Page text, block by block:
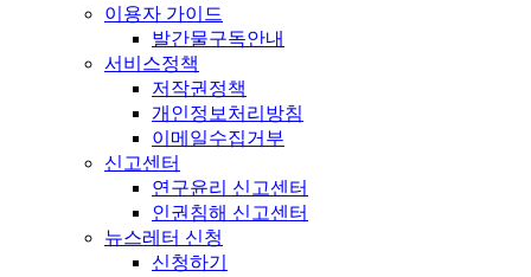
이용자 가이드
발간물구독안내
서비스정책
저작권정책
개인정보처리방침
이메일수집거부
신고센터
연구윤리 신고센터
인권침해 신고센터
뉴스레터 신청
신청하기